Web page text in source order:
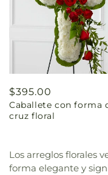
Precio
habitual
$395.00
Caballete con forma
cruz floral
Los arreglos florales
forma elegante y